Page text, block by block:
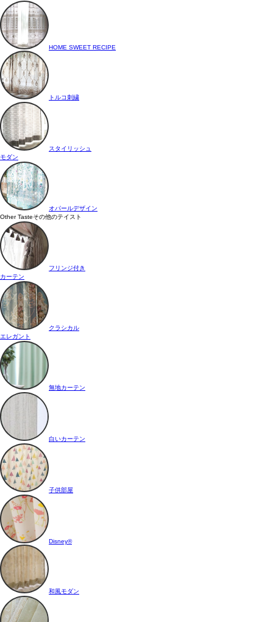
HOME SWEET RECIPE
トルコ刺繍
スタイリッシュ
モダン
オパールデザイン
Other Tasteその他のテイスト
フリンジ付き
カーテン
クラシカル
エレガント
無地カーテン
白いカーテン
子供部屋
Disney®
和風モダン